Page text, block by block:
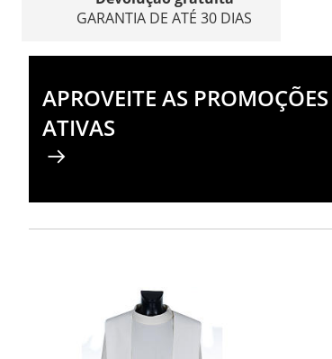
GARANTIA DE ATÉ 30 DIAS
APROVEITE AS PROMOÇÕES
ATIVAS